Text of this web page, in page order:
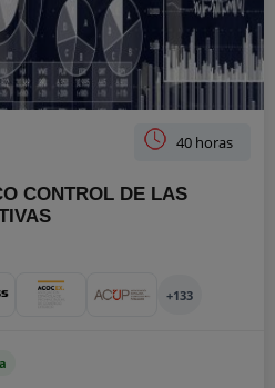
40 horas
CONTROL DE LAS
+133